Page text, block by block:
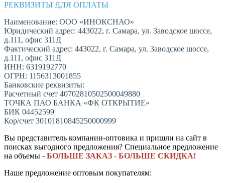
РЕКВИЗИТЫ ДЛЯ ОПЛАТЫ
Наименование: ООО «ИНОКСНАО»
Юридический адрес: 443022, г. Самара, ул. Заводское шоссе,
д.111, офис 311Д
Фактический адрес: 443022, г. Самара, ул. Заводское шоссе,
д.111, офис 311Д
ИНН: 6319192770
ОГРН: 1156313001855
Банковские реквизиты:
Расчетный счет 40702810502500049880
ТОЧКА ПАО БАНКА «ФК ОТКРЫТИЕ»
БИК 04452599
Кор/счет 30101810845250000999
Вы представитель компании-оптовика и пришли на сайт в
поисках выгодного предложения? Специальное предложение
на объемы - БОЛЬШЕ ЗАКАЗ - БОЛЬШЕ СКИДКА!
Наше предложение оптовым покупателям: